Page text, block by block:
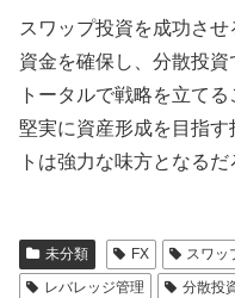
スワップ投資を成功さ
資金を確保し、分散投
トータルで戦略を立て
堅実に資産形成を目指
トは強力な味方となるだ
未分類 FX スワッ
レバレッジ管理
分散投